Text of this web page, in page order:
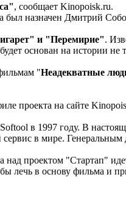
, сообщает Kinopoisk.ru.
был назначен Дмитрий
и "Перемирие".
будет основан на истории
"Неадекватные
проекта на сайте
в 1997 году. В
сервис в мире.
проектом "Стартап"
лечь в основу фильма и